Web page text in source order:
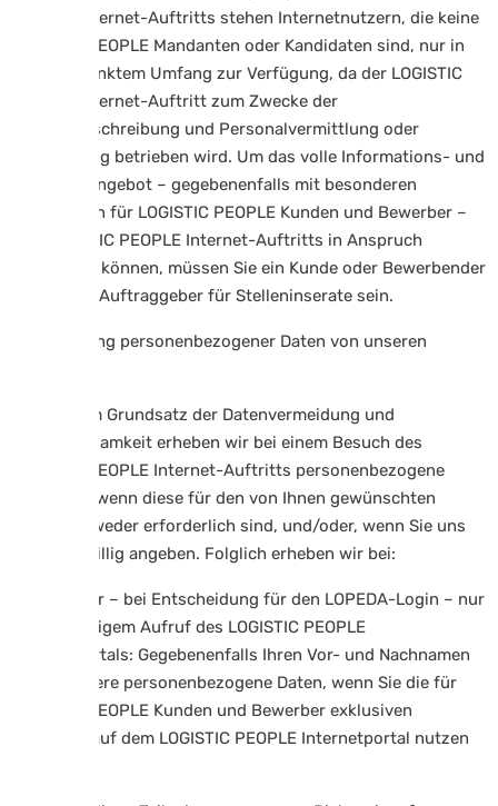
PEOPLE Internet-Auftritts stehen Internetnutzern, die keine
LOGISTIC PEOPLE Mandanten oder Kandidaten sind, nur in
eingeschränktem Umfang zur Verfügung, da der LOGISTIC
PEOPLE Internet-Auftritt zum Zwecke der
Stellenausschreibung und Personalvermittlung oder
Überlassung betrieben wird. Um das volle Informations- und
Leistungsangebot – gegebenenfalls mit besonderen
Konditionen für LOGISTIC PEOPLE Kunden und Bewerber –
des LOGISTIC PEOPLE Internet-Auftritts in Anspruch
nehmen zu können, müssen Sie ein Kunde oder Bewerbender
oder ggfls. Auftraggeber für Stelleninserate sein.
4.2 Erhebung personenbezogener Daten von unseren
Gemäß dem Grundsatz der Datenvermeidung und
Datensparsamkeit erheben wir bei einem Besuch des
LOGISTIC PEOPLE Internet-Auftritts personenbezogene
Daten nur, wenn diese für den von Ihnen gewünschten
Zweck entweder erforderlich sind, und/oder, wenn Sie uns
diese freiwillig angeben. Folglich erheben wir bei:
Jedem oder – bei Entscheidung für den LOPEDA-Login – nur
bei erstmaligem Aufruf des LOGISTIC PEOPLE
Internetportals: Gegebenenfalls Ihren Vor- und Nachnamen
sowie weitere personenbezogene Daten, wenn Sie die für
LOGISTIC PEOPLE Kunden und Bewerber exklusiven
Angebote auf dem LOGISTIC PEOPLE Internetportal nutzen